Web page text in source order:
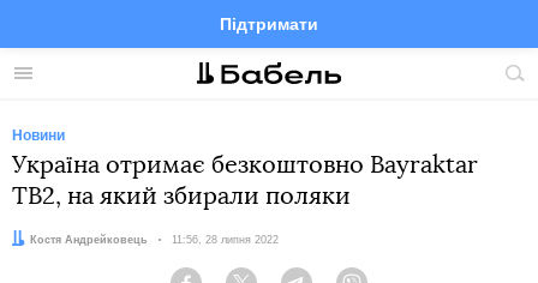
Меню
Підтримати
FacebookTelegramTwitter
Новини
Україна отримає безкоштовно Bayraktar
TB2, на який збирали поляки
Автор:Костя Андрейковець Дата:
11:56, 28 липня 2022